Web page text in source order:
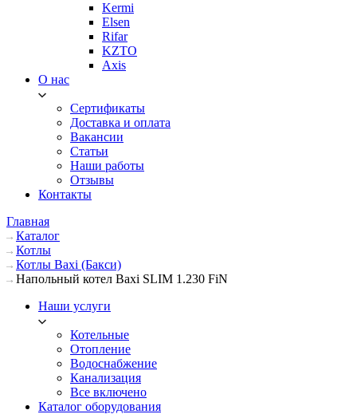
Kermi
Elsen
Rifar
KZTO
Axis
О нас
Сертификаты
Доставка и оплата
Вакансии
Статьи
Наши работы
Отзывы
Контакты
Главная
Каталог
Котлы
Котлы Baxi (Бакси)
Напольный котел Baxi SLIM 1.230 FiN
Наши услуги
Котельные
Отопление
Водоснабжение
Канализация
Все включено
Каталог оборудования